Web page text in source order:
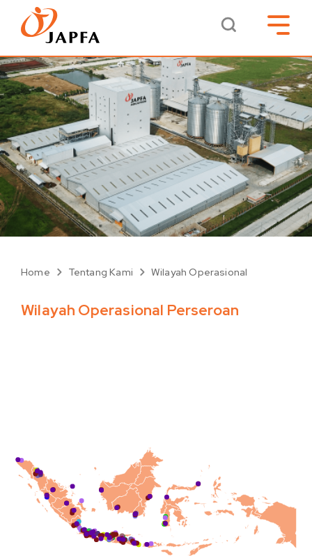
Home Tentang Kami Wilayah Operasional
Wilayah Operasional Perseroan